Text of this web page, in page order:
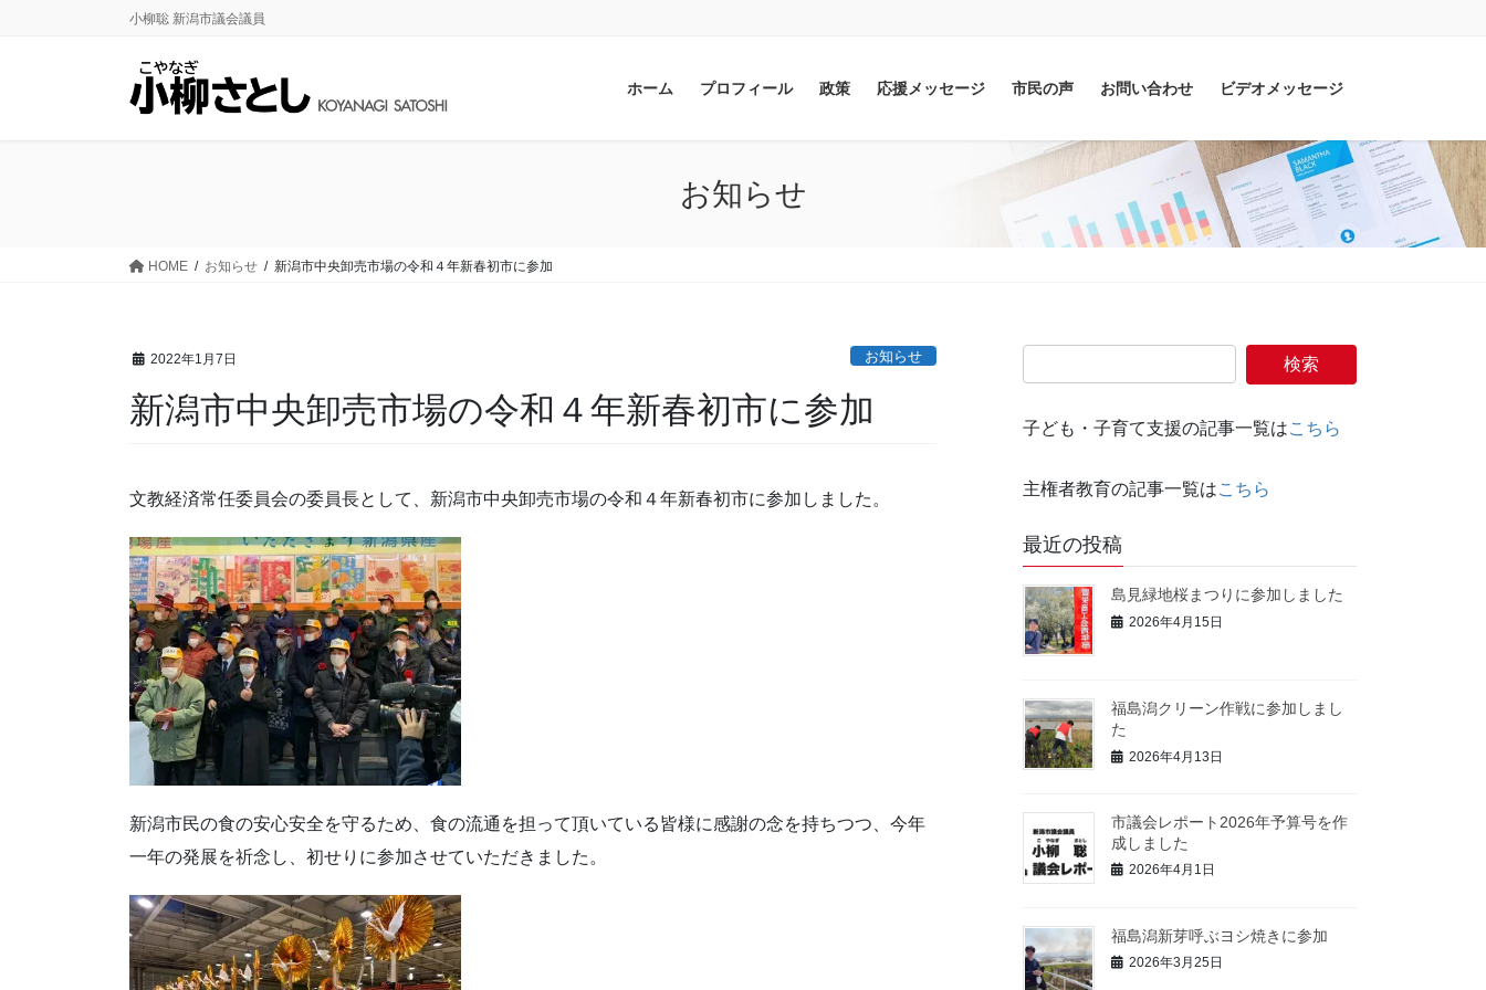
小柳聡 新潟市議会議員
ホーム プロフィール 政策 応援メッセージ 市民の声 お問い合わせ ビデオメッセージ
お知らせ
HOME お知らせ 新潟市中央卸売市場の令和４年新春初市に参加
2022年1月7日 お知らせ
新潟市中央卸売市場の令和４年新春初市に参加
文教経済常任委員会の委員長として、新潟市中央卸売市場の令和４年新春初市に参加しました。
新潟市民の食の安心安全を守るため、食の流通を担って頂いている皆様に感謝の念を持ちつつ、今年
一年の発展を祈念し、初せりに参加させていただきました。
子ども・子育て支援の記事一覧はこちら
主権者教育の記事一覧はこちら
最近の投稿
島見緑地桜まつりに参加しました
2026年4月15日
福島潟クリーン作戦に参加しまし
た
2026年4月13日
市議会レポート2026年予算号を作
成しました
2026年4月1日
福島潟新芽呼ぶヨシ焼きに参加
2026年3月25日